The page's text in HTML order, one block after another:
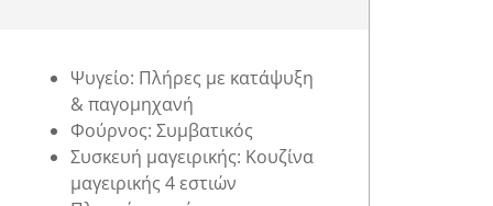
Ψυγείο: Πλήρες με κατάψυξη
& παγομηχανή
Φούρνος: Συμβατικός
Συσκευή μαγειρικής: Κουζίνα
μαγειρικής 4 εστιών